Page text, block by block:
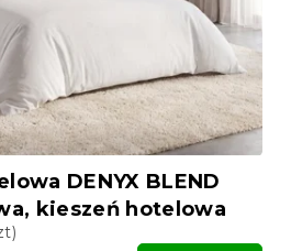
DENYX BLEND
kieszeń hotelowa